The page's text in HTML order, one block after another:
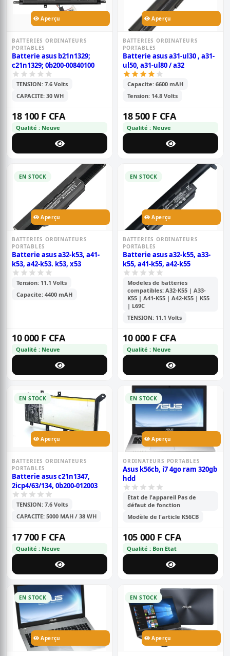
Aperçu
BATTERIES ORDINATEURS
PORTABLES
Batterie asus b21n1329;
c21n1329; 0b200-00840100
TENSION: 7.6 Volts
CAPACITE: 30 WH
18 100 F CFA
Qualité : Neuve
Aperçu
BATTERIES ORDINATEURS
PORTABLES
Batterie asus a31-ul30 , a31-
ul50, a31-ul80 / a32
Capacite: 6600 mAH
Tension: 14.8 Volts
18 500 F CFA
Qualité : Neuve
EN STOCK
Aperçu
BATTERIES ORDINATEURS
PORTABLES
Batterie asus a32-k53, a41-
k53, a42-k53. k53, x53
Tension: 11.1 Volts
Capacite: 4400 mAH
10 000 F CFA
Qualité : Neuve
EN STOCK
Aperçu
BATTERIES ORDINATEURS
PORTABLES
Batterie asus a32-k55, a33-
k55, a41-k55, a42-k55
Modeles de batteries
compatibles: A32-K55 | A33-
K55 | A41-K55 | A42-K55 | K55
| L69C
TENSION: 11.1 Volts
10 000 F CFA
Qualité : Neuve
EN STOCK
Aperçu
BATTERIES ORDINATEURS
PORTABLES
Batterie asus c21n1347,
2icp4/63/134, 0b200-012003
TENSION: 7.6 Volts
CAPACITE: 5000 MAH / 38 WH
17 700 F CFA
Qualité : Neuve
EN STOCK
Aperçu
ORDINATEURS PORTABLES
Asus k56cb, i7 4go ram 320gb
hdd
Etat de l'appareil Pas de
défaut de fonction
Modèle de l'article K56CB
105 000 F CFA
Qualité : Bon Etat
EN STOCK
Aperçu
EN STOCK
Aperçu